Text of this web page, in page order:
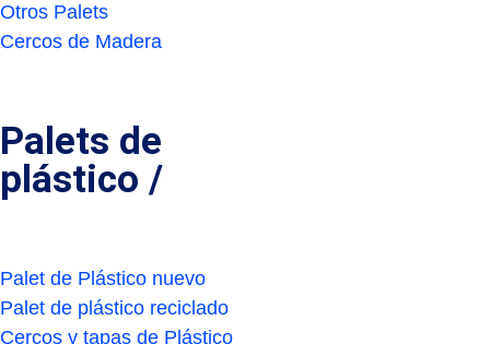
Otros Palets
Cercos de Madera
Palets de
plástico /
Palet de Plástico nuevo
Palet de plástico reciclado
Cercos y tapas de Plástico